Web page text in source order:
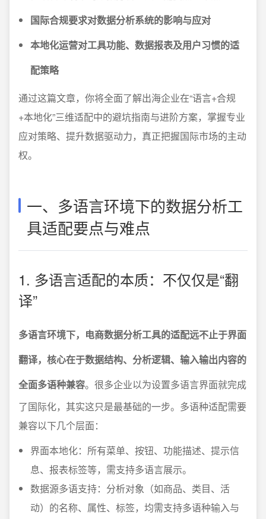
国际合规要求对数据分析系统的影响与应对
本地化运营对工具功能、数据报表及用户习惯的适
配策略
通过这篇文章，你将全面了解出海企业在“语言+合规
+本地化”三维适配中的避坑指南与进阶方案，掌握专业
应对策略、提升数据驱动力，真正把握国际市场的主动
权。
一、多语言环境下的数据分析工
具适配要点与难点
1. 多语言适配的本质：不仅仅是“翻
译”
多语言环境下，电商数据分析工具的适配远不止于界面
翻译，核心在于数据结构、分析逻辑、输入输出内容的
全面多语种兼容。很多企业以为设置多语言界面就完成
了国际化，其实这只是最基础的一步。多语种适配需要
兼容以下几个层面：
界面本地化：所有菜单、按钮、功能描述、提示信
息、报表标签等，需支持多语言展示。
数据源多语支持：分析对象（如商品、类目、活
动）的名称、属性、标签，均需支持多语种输入与